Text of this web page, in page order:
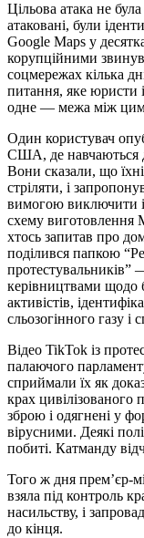
Цільова атака не
атаковані, були
Google Maps у
корупційними
соцмережах кілька
питання, яке юристи
одне — межа між цим
Один користувач
США, де навчаються
Вони сказали, що
стріляти, і
вимогою виключити і
схему виготовлення
хтось запитав про
поділився папкою
керівництвами щодо
активістів,
сльозогінного газу і
Відео TikTok із
палаючого
сприймали їх як
крах цивілізованого
зброю і одягнені у
вірусними. Деякі
побиті. Катманду
Того ж дня прем’єр-
взяла під контроль
насильству, і
до кінця.